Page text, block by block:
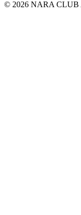
© 2026 NARA CLUB